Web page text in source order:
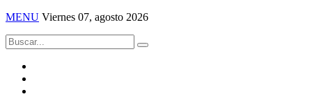
MENU Viernes 07, agosto 2026